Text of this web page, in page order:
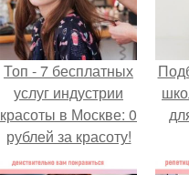
Топ - 7 бесплатных
услуг индустрии
красоты в Москве: 0
рублей за красоту!